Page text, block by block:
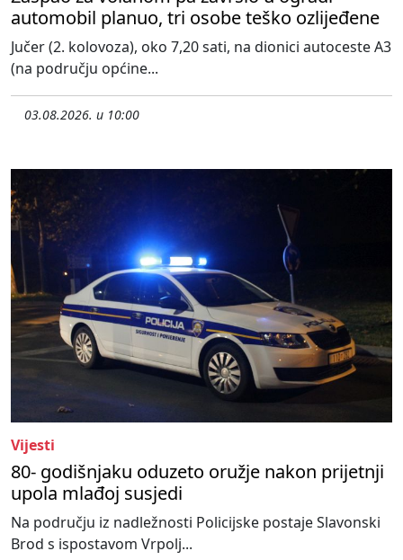
automobil planuo, tri osobe teško ozlijeđene
Jučer (2. kolovoza), oko 7,20 sati, na dionici autoceste A3
(na području općine...
03.08.2026. u 10:00
Vijesti
80- godišnjaku oduzeto oružje nakon prijetnji
upola mlađoj susjedi
Na području iz nadležnosti Policijske postaje Slavonski
Brod s ispostavom Vrpolj...